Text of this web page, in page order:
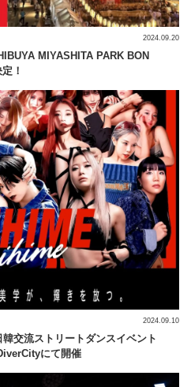
MIYASHITA PARK BON
！
2024.09.20
交流ストリートダンスイベント
にて開催
2024.09.10